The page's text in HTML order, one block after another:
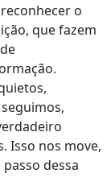
o
que fazem
Isso nos move,
dessa